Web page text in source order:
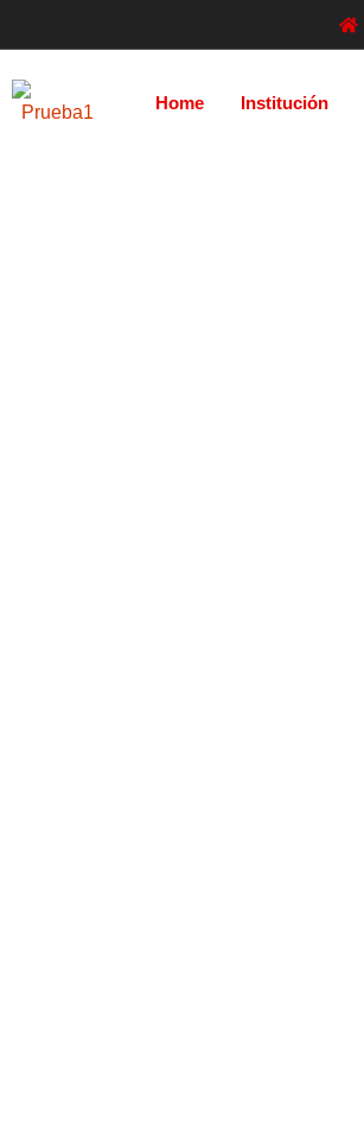
Home Institución